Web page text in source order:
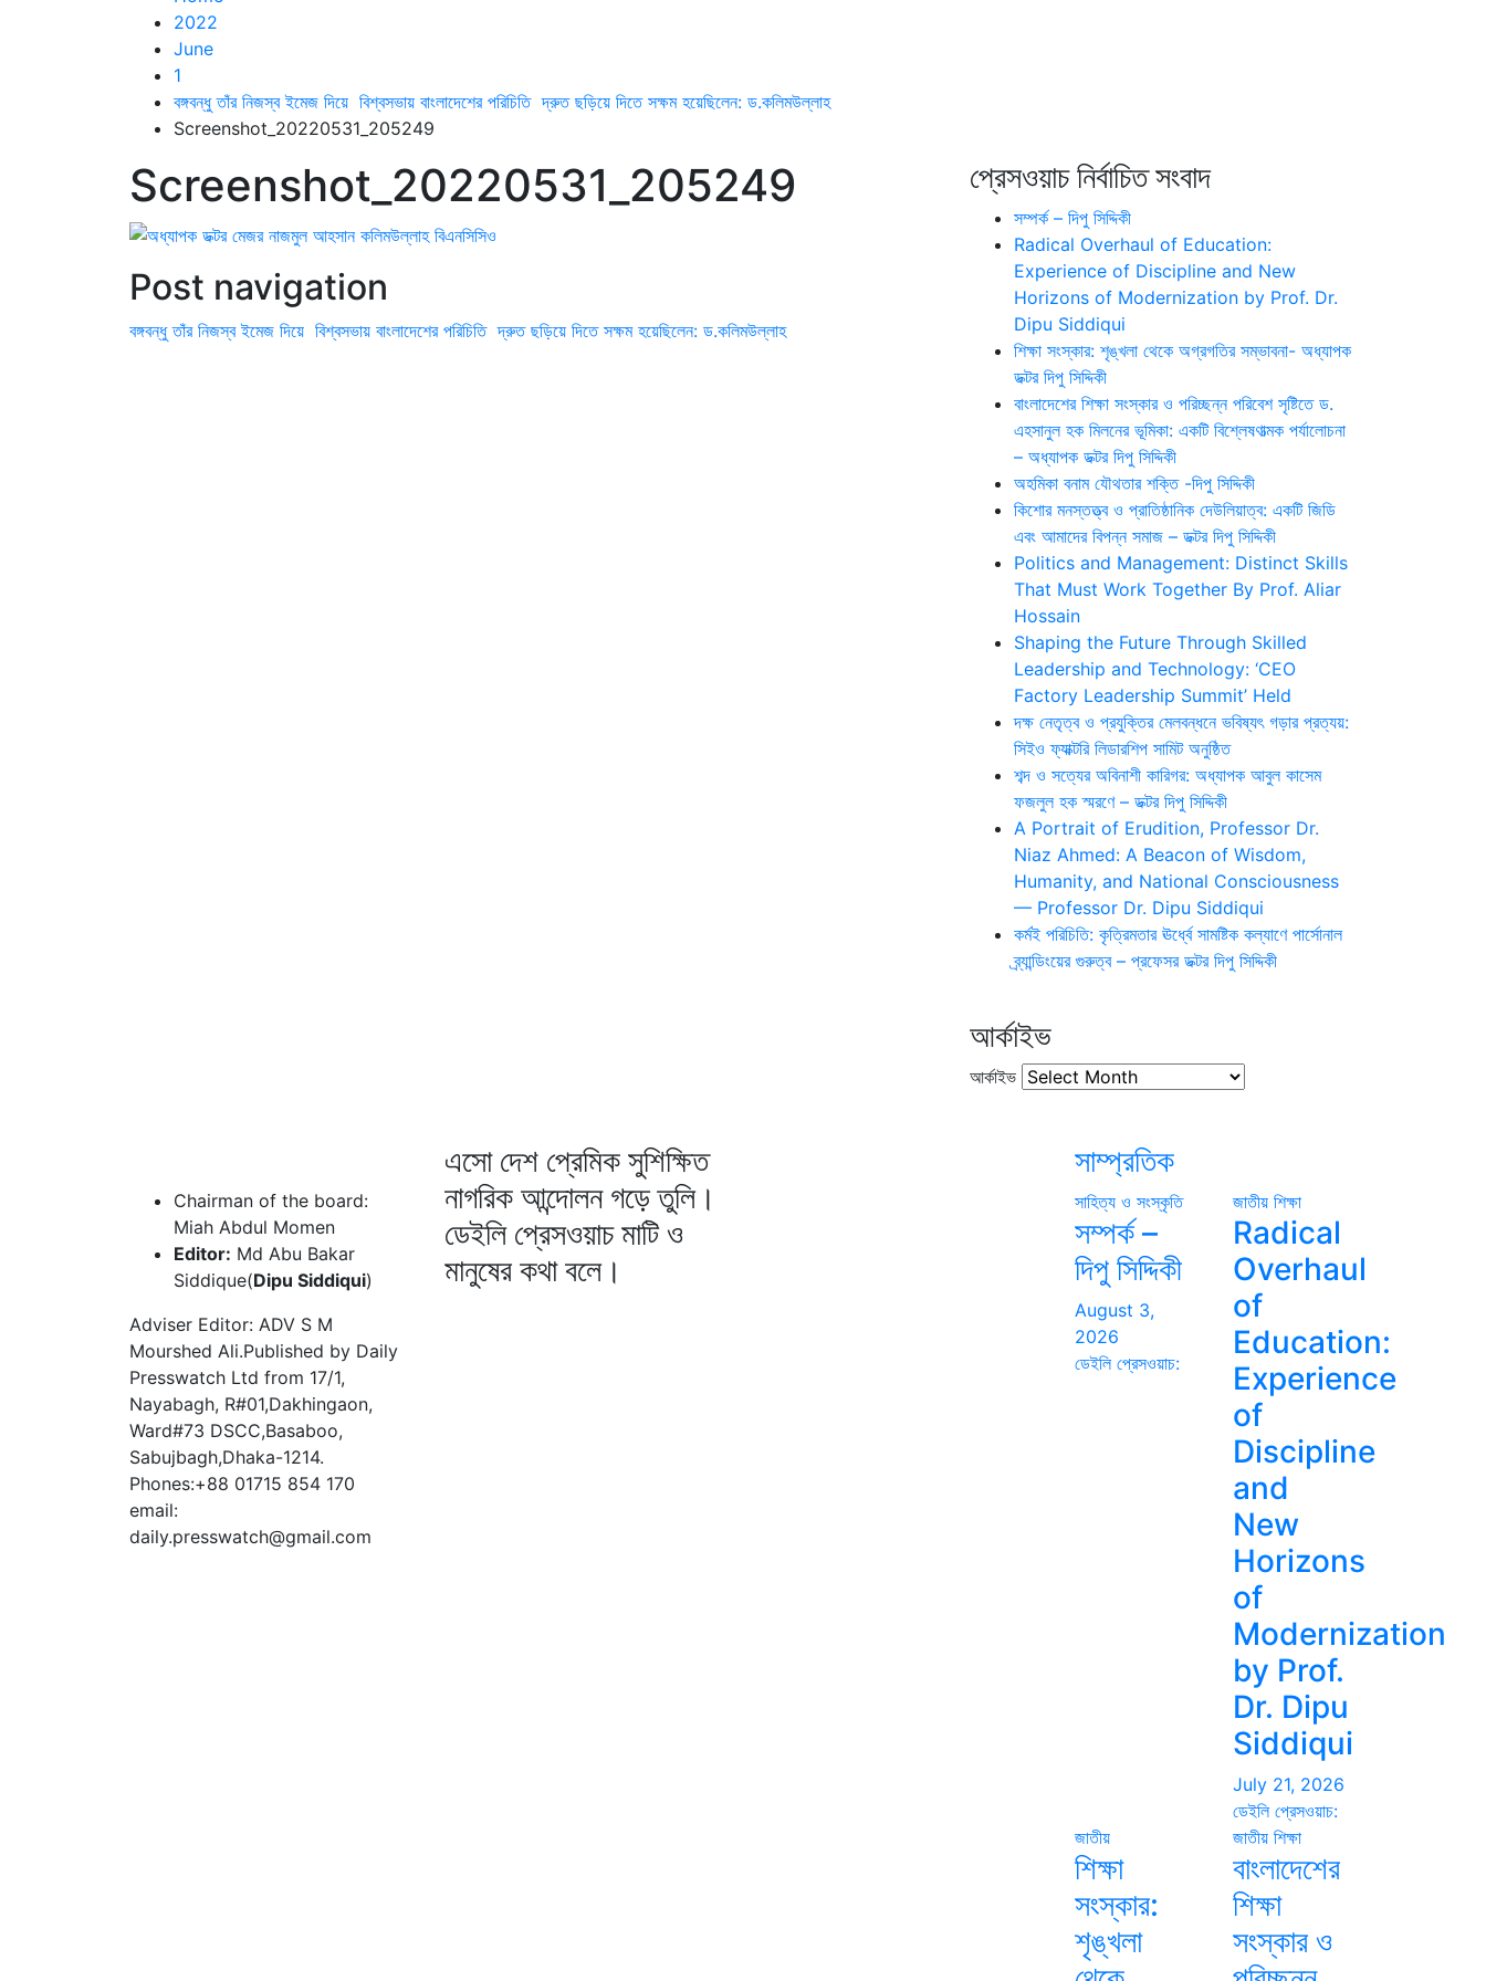
2022
June
1
বঙ্গবন্ধু তাঁর নিজস্ব ইমেজ দিয়ে বিশ্বসভায় বাংলাদেশের পরিচিতি দ্রুত ছড়িয়ে দিতে সক্ষম হয়েছিলেন: ড.কলিমউল্লাহ
Screenshot_20220531_205249
Screenshot_20220531_205249
Post navigation
বঙ্গবন্ধু তাঁর নিজস্ব ইমেজ দিয়ে বিশ্বসভায় বাংলাদেশের পরিচিতি দ্রুত ছড়িয়ে দিতে সক্ষম হয়েছিলেন: ড.কলিমউল্লাহ
প্রেসওয়াচ নির্বাচিত সংবাদ
সম্পর্ক – দিপু সিদ্দিকী
Radical Overhaul of Education:
Experience of Discipline and New
Horizons of Modernization by Prof. Dr.
Dipu Siddiqui
শিক্ষা সংস্কার: শৃঙ্খলা থেকে অগ্রগতির সম্ভাবনা- অধ্যাপক
ডক্টর দিপু সিদ্দিকী
বাংলাদেশের শিক্ষা সংস্কার ও পরিচ্ছন্ন পরিবেশ সৃষ্টিতে ড.
এহসানুল হক মিলনের ভূমিকা: একটি বিশ্লেষণাত্মক পর্যালোচনা
– অধ্যাপক ডক্টর দিপু সিদ্দিকী
অহমিকা বনাম যৌথতার শক্তি -দিপু সিদ্দিকী
কিশোর মনস্তত্ত্ব ও প্রাতিষ্ঠানিক দেউলিয়াত্ব: একটি জিডি
এবং আমাদের বিপন্ন সমাজ – ডক্টর দিপু সিদ্দিকী
Politics and Management: Distinct Skills
That Must Work Together By Prof. Aliar
Hossain
Shaping the Future Through Skilled
Leadership and Technology: ‘CEO
Factory Leadership Summit’ Held
দক্ষ নেতৃত্ব ও প্রযুক্তির মেলবন্ধনে ভবিষ্যৎ গড়ার প্রত্যয়:
সিইও ফ্যাক্টরি লিডারশিপ সামিট অনুষ্ঠিত
শব্দ ও সত্যের অবিনাশী কারিগর: অধ্যাপক আবুল কাসেম
ফজলুল হক স্মরণে – ডক্টর দিপু সিদ্দিকী
A Portrait of Erudition, Professor Dr.
Niaz Ahmed: A Beacon of Wisdom,
Humanity, and National Consciousness
— Professor Dr. Dipu Siddiqui
কর্মই পরিচিতি: কৃত্রিমতার ঊর্ধ্বে সামষ্টিক কল্যাণে পার্সোনাল
ব্র্যান্ডিংয়ের গুরুত্ব – প্রফেসর ডক্টর দিপু সিদ্দিকী
আর্কাইভ
আর্কাইভ
Chairman of the board:
Miah Abdul Momen
Editor: Md Abu Bakar
Siddique(Dipu Siddiqui)
Adviser Editor: ADV S M
Mourshed Ali.Published by Daily
Presswatch Ltd from 17/1,
Nayabagh, R#01,Dakhingaon,
Ward#73 DSCC,Basaboo,
Sabujbagh,Dhaka-1214.
Phones:+88 01715 854 170
email:
daily.presswatch@gmail.com
এসো দেশ প্রেমিক সুশিক্ষিত
নাগরিক আন্দোলন গড়ে তুলি।
ডেইলি প্রেসওয়াচ মাটি ও
মানুষের কথা বলে।
সাম্প্রতিক
সাহিত্য ও সংস্কৃতি
সম্পর্ক –
দিপু সিদ্দিকী
August 3,
2026
ডেইলি প্রেসওয়াচ:
জাতীয় শিক্ষা
Radical
Overhaul
of
Education:
Experience
of
Discipline
and
New
Horizons
of
Modernization
by Prof.
Dr. Dipu
Siddiqui
July 21, 2026
ডেইলি প্রেসওয়াচ:
জাতীয়
শিক্ষা
সংস্কার:
শৃঙ্খলা
জাতীয় শিক্ষা
বাংলাদেশের
শিক্ষা
সংস্কার ও